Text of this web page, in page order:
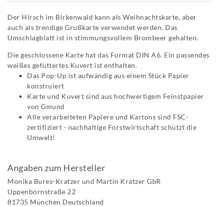
Der Hirsch im Birkenwald kann als Weihnachtskarte, aber
auch als trendige Grußkarte verwendet werden. Das
Umschlagblatt ist in stimmungsvollem Brombeer gehalten.
Die geschlossene Karte hat das Format DIN A6. Ein passendes
weißes gefüttertes Kuvert ist enthalten.
Das Pop-Up ist aufwändig aus einem Stück Papier
konstruiert
Karte und Kuvert sind aus hochwertigem Feinstpapier
von Gmund
Alle verarbeiteten Papiere und Kartons sind FSC-
zertifiziert - nachhaltige Forstwirtschaft schützt die
Umwelt!
Angaben zum Hersteller
Monika Bures-Kratzer und Martin Kratzer GbR
Uppenbornstraße 22
81735 München Deutschland